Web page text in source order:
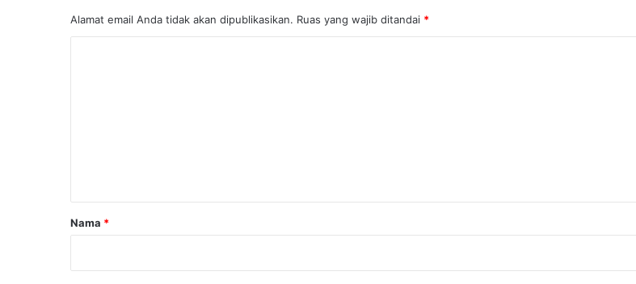
Alamat email Anda tidak akan dipublikasikan. Ruas yang wajib ditandai *
r
Nama *